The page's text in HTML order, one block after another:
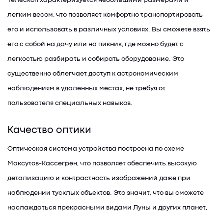
легким весом, что позволяет комфортно транспортировать
его и использовать в различных условиях. Вы сможете взять
его с собой на дачу или на пикник, где можно будет с
легкостью разбирать и собирать оборудование. Это
существенно облегчает доступ к астрономическим
наблюдениям в удаленных местах, не требуя от
пользователя специальных навыков.
Качество оптики
Оптическая система устройства построена по схеме
Максутов-Кассегрен, что позволяет обеспечить высокую
детализацию и контрастность изображений даже при
наблюдении тусклых объектов. Это значит, что вы сможете
наслаждаться прекрасными видами Луны и других планет,